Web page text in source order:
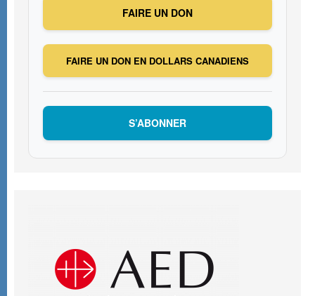
FAIRE UN DON
FAIRE UN DON EN DOLLARS CANADIENS
S’ABONNER